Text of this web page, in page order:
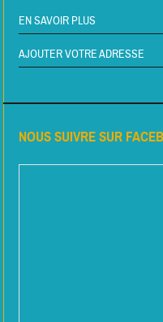
EN SAVOIR PLUS
AJOUTER VOTRE ADRESSE
NOUS SUIVRE SUR